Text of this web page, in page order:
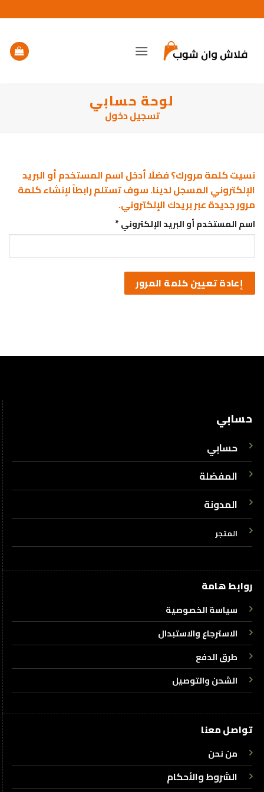
للمحتوى
لوحة حسابي
تسجيل دخول
نسيت كلمة مرورك؟ فضلًا أدخل اسم المستخدم أو البريد
الإلكتروني المسجل لدينا. سوف تستلم رابطاً لإنشاء كلمة
مرور جديدة عبر بريدك الإلكتروني.
اسم المستخدم أو البريد الإلكتروني*مطلوبة
إعادة تعيين كلمة المرور
حسابي
حسابي
المفضلة
المدونة
المتجر
روابط هامة
سياسة الخصوصية
الاسترجاع والاستبدال
طرق الدفع
الشحن والتوصيل
تواصل معنا
من نحن
الشروط والأحكام